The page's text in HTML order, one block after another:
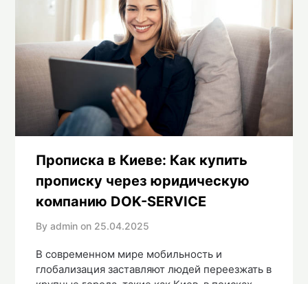
Прописка в Киеве: Как купить
прописку через юридическую
компанию DOK-SERVICE
By admin on 25.04.2025
В современном мире мобильность и
глобализация заставляют людей переезжать в